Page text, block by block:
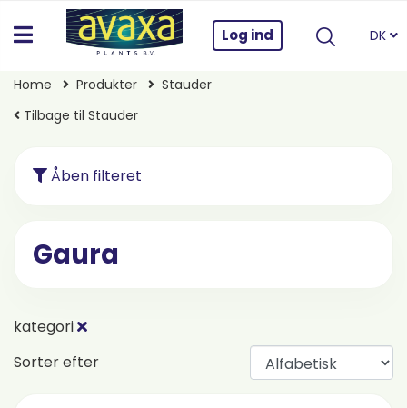
Log ind DK
Home Produkter
Stauder
Tilbage til Stauder
Åben filteret
Gaura
kategori
Sorter efter